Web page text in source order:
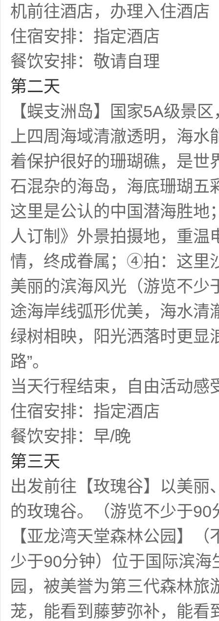
机前往酒店，办理入住酒店
住宿安排：指定酒店
餐饮安排：敬请自理
第二天
【蜈支洲岛】国家5A级景
上四周海域清澈透明，海
着保护很好的珊瑚礁，是世
石混杂的海岛，海底珊瑚五
这里是公认的中国潜海胜
人订制》外景拍摄地，重
情，终成眷属；④拍：这里
美丽的滨海风光（游览不少
途海岸线弧形优美，海水清
绿树相映，阳光洒落时更显
路”。
当天行程结束，自由活动感
住宿安排：指定酒店
餐饮安排：早/晚
第三天
出发前往【玫瑰谷】以美丽
的玫瑰谷。（游览不少于90
【亚龙湾天堂森林公园】
少于90分钟）位于国际滨
园，被美誉为第三代森林
茏，能看到藤萝弥补，能看